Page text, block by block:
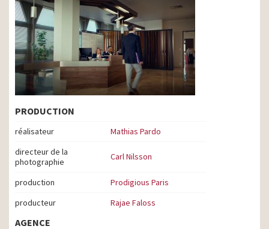
PRODUCTION
réalisateur
Mathias Pardo
directeur de la
photographie
Carl Nilsson
production
Prodigious Paris
producteur
Rajae Faloss
AGENCE